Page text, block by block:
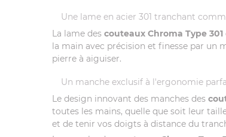
Une lame en acier 301 tranchant
La lame des couteaux Chroma Type 301
la main avec précision et finesse par un
pierre à aiguiser.
Un manche exclusif à l'ergonomie
Le design innovant des manches des
toutes les mains, quelle que soit leur
et de tenir vos doigts à distance du